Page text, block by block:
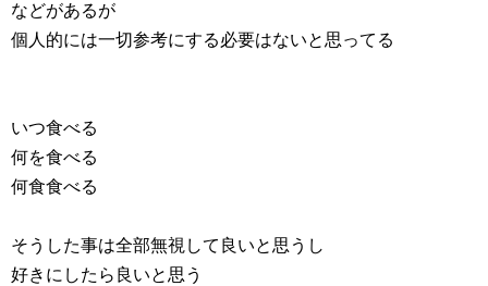
などがあるが
個人的には一切参考にする必要はないと思ってる
いつ食べる
何を食べる
何食食べる
そうした事は全部無視して良いと思うし
好きにしたら良いと思う